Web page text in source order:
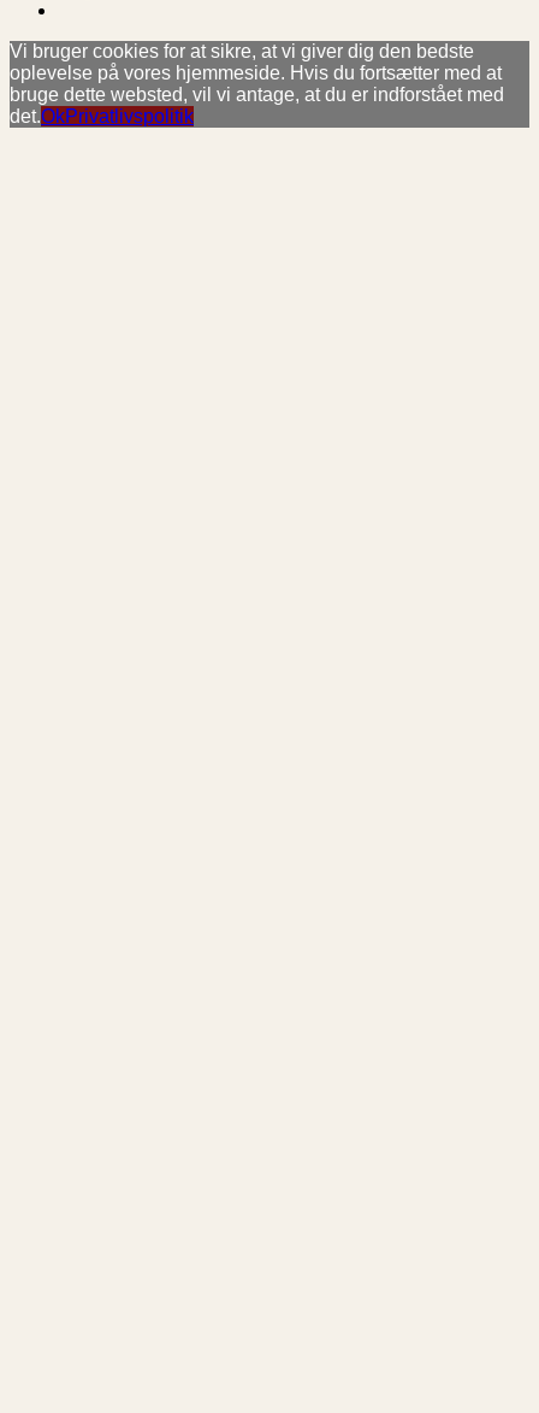
Vi bruger cookies for at sikre, at vi giver dig den bedste
oplevelse på vores hjemmeside. Hvis du fortsætter med at
bruge dette websted, vil vi antage, at du er indforstået med
det.OkPrivatlivspolitik